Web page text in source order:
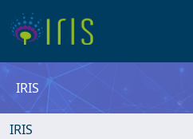
IRIS
IRIS